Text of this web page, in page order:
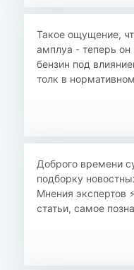
Такое ощущение,
амплуа - теперь он
бензин под
толк в
Доброго времени
подборку
Мнения экспертов
статьи, самое